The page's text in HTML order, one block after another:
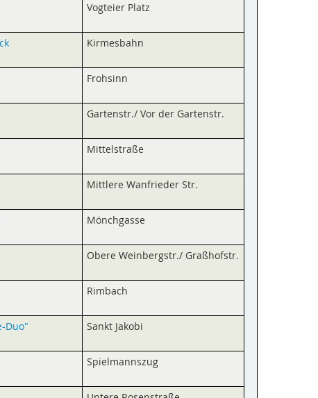
Vogteier Platz
Kirmesbahn
Frohsinn
Gartenstr./ Vor der Gartenstr.
Mittelstraße
Mittlere Wanfrieder Str.
Mönchgasse
Obere Weinbergstr./ Graßhofstr.
Rimbach
Duo" Sankt Jakobi
Spielmannszug